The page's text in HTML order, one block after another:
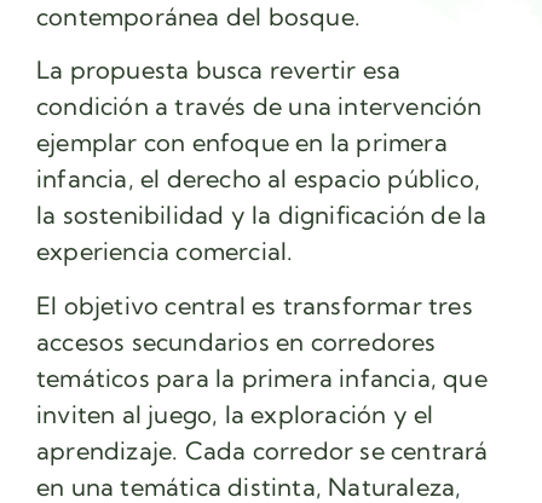
contemporánea del bosque.
La propuesta busca revertir esa
condición a través de una intervención
ejemplar con enfoque en la primera
infancia, el derecho al espacio público,
la sostenibilidad y la dignificación de la
experiencia comercial.
El objetivo central es transformar tres
accesos secundarios en corredores
temáticos para la primera infancia, que
inviten al juego, la exploración y el
aprendizaje. Cada corredor se centrará
en una temática distinta, Naturaleza,